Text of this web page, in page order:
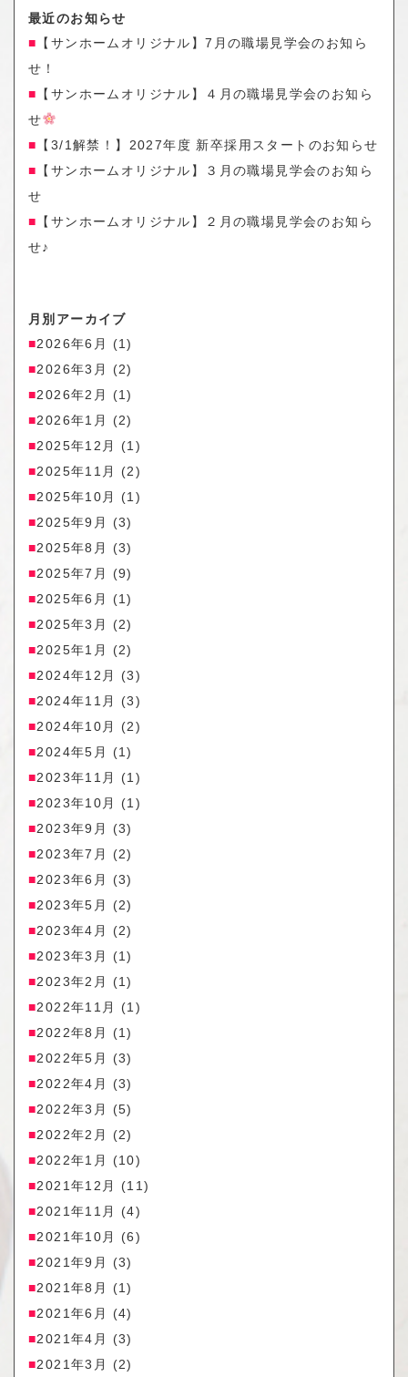
最近のお知らせ
【サンホームオリジナル】7月の職場見学会のお知ら
せ！
【サンホームオリジナル】４月の職場見学会のお知ら
せ
【3/1解禁！】2027年度 新卒採用スタートのお知らせ
【サンホームオリジナル】３月の職場見学会のお知ら
せ
【サンホームオリジナル】２月の職場見学会のお知ら
せ♪
月別アーカイブ
2026年6月
(1)
2026年3月
(2)
2026年2月
(1)
2026年1月
(2)
2025年12月
(1)
2025年11月
(2)
2025年10月
(1)
2025年9月
(3)
2025年8月
(3)
2025年7月
(9)
2025年6月
(1)
2025年3月
(2)
2025年1月
(2)
2024年12月
(3)
2024年11月
(3)
2024年10月
(2)
2024年5月
(1)
2023年11月
(1)
2023年10月
(1)
2023年9月
(3)
2023年7月
(2)
2023年6月
(3)
2023年5月
(2)
2023年4月
(2)
2023年3月
(1)
2023年2月
(1)
2022年11月
(1)
2022年8月
(1)
2022年5月
(3)
2022年4月
(3)
2022年3月
(5)
2022年2月
(2)
2022年1月
(10)
2021年12月
(11)
2021年11月
(4)
2021年10月
(6)
2021年9月
(3)
2021年8月
(1)
2021年6月
(4)
2021年4月
(3)
2021年3月
(2)